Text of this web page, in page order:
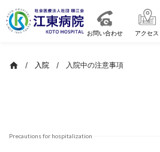
to
content
お問い合わせ アクセス
/ 入院 / 入院中の注意事項
Precautions for hospitalization